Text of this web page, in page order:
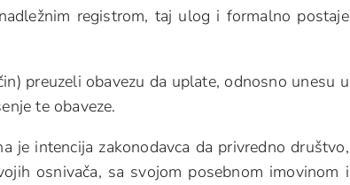
registrom, taj ulog i formalno postaje
preuzeli obavezu da uplate, odnosno unesu u
te obaveze.
je intencija zakonodavca da privredno društvo,
osnivača, sa svojom posebnom imovinom i